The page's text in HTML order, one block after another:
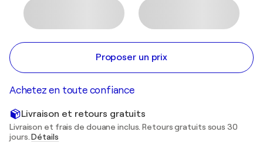
Proposer un prix
Achetez en toute confiance
Livraison et retours gratuits
Livraison et frais de douane inclus. Retours gratuits sous 30
jours.Détails